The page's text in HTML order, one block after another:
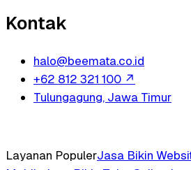
Kontak
halo@beemata.co.id
+62 812 321 100 ↗
Tulungagung, Jawa Timur
Layanan PopulerJasa Bikin